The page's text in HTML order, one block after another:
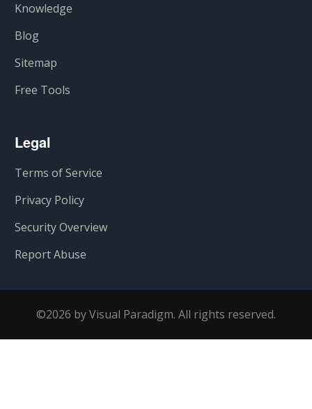
Knowledge
Blog
Sitemap
Free Tools
Legal
Terms of Service
Privacy Policy
Security Overview
Report Abuse
©2026 by Visual Paradigm. All rights reserved.